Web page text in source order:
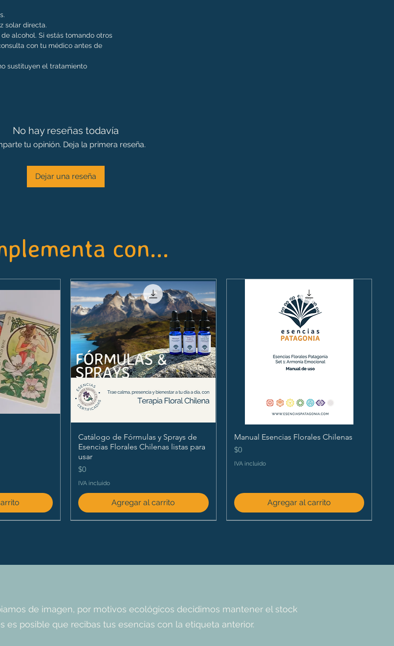
solar directa.
alcohol. Si estás tomando otros
con tu médico antes de
sustituyen el tratamiento
No hay reseñas todavía
tu opinión. Deja la primera reseña.
Dejar una reseña
con...
Catálogo de Fórmulas y Sprays de
Esencias Florales Chilenas listas para
usar
Precio
$0
IVA incluido
Agregar al carrito
Manual Esencias Florales Chilenas
Precio
$0
IVA incluido
Agregar al carrito
de imagen, por motivos ecológicos decidimos mantener el stock
posible que recibas tus esencias con la etiqueta anterior.